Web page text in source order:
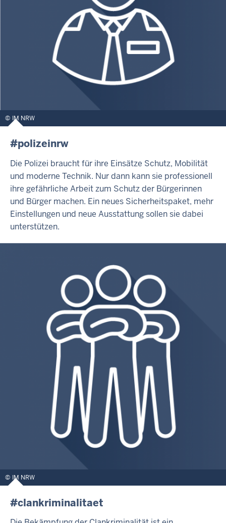
IM NRW
#polizeinrw
Die Polizei braucht für ihre Einsätze Schutz, Mobilität
und moderne Technik. Nur dann kann sie professionell
ihre gefährliche Arbeit zum Schutz der Bürgerinnen
und Bürger machen. Ein neues Sicherheitspaket, mehr
Einstellungen und neue Ausstattung sollen sie dabei
unterstützen.
IM NRW
#clankriminalitaet